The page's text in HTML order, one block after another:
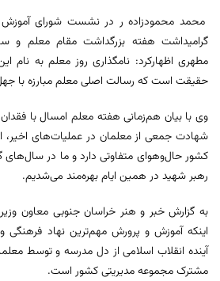
محمد محمودزاده ر در نشست شورای آموزش
گرامیداشت هفته بزرگداشت مقام معلم و
مطهری اظهارکرد: نامگذاری روز معلم به نام
حقیقت است که رسالت اصلی معلم مبارزه با
وی با بیان هم‌زمانی هفته معلم امسال با
شهادت جمعی از معلمان در عملیات‌های اخیر،
کشور حال‌وهوای متفاوتی دارد و ما در سال‌های
رهبر شهید در همین ایام بهره‌مند می‌شدیم.
به گزارش خبر و هنر خراسان جنوبی معاون
اینکه آموزش و پرورش مهم‌ترین نهاد
آینده انقلاب اسلامی از دل مدرسه و توسط
مشترک مجموعه مدیریتی کشور است.